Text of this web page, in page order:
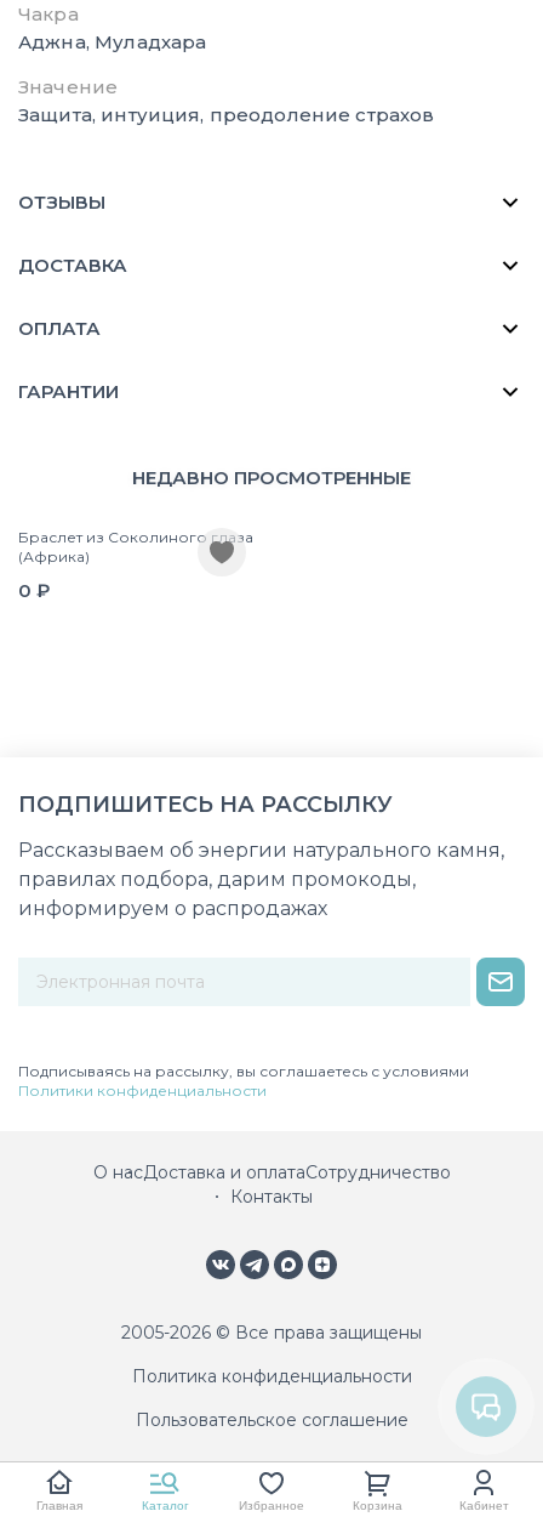
Чакра
Аджна, Муладхара
Значение
Защита, интуиция, преодоление страхов
ОТЗЫВЫ
ДОСТАВКА
ОПЛАТА
ГАРАНТИИ
НЕДАВНО ПРОСМОТРЕННЫЕ
Браслет из Соколиного глаза
(Африка)
0 ₽
ПОДПИШИТЕСЬ НА РАССЫЛКУ
Рассказываем об энергии натурального камня,
правилах подбора, дарим промокоды,
информируем о распродажах
Подписываясь на рассылку, вы соглашаетесь с условиями
Политики конфиденциальности
О насДоставка и оплатаСотрудничество
Контакты
2005-2026 © Все права защищены
Политика конфиденциальности
Пользовательское соглашение
Главная Каталог Избранное Корзина Кабинет